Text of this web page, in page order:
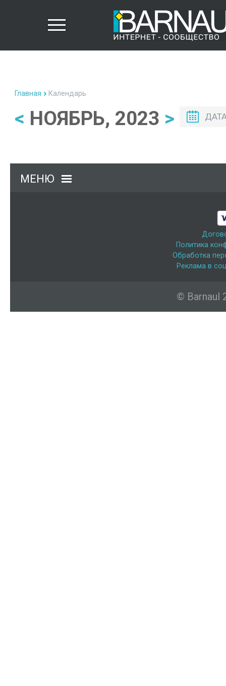
Главная Календарь
< НОЯБРЬ, 2023 >
МЕНЮ
Политика
Обработка
Реклама в
© Barnaul